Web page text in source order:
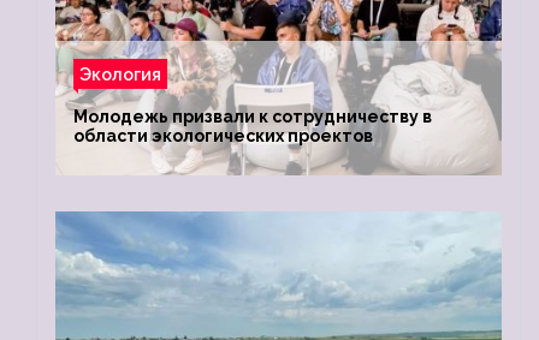
Экология
Молодежь призвали к сотрудничеству в
области экологических проектов